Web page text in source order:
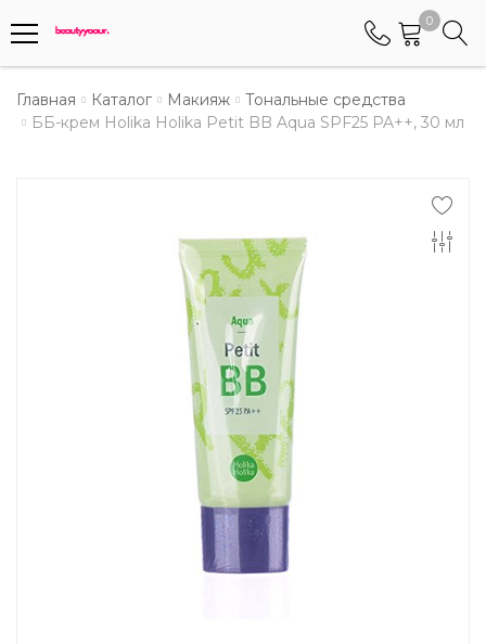
0
Телефоны
Контактный номер для обращения граждан
Главная Каталог Макияж
Тональные средства
ББ-крем Holika Holika Petit BB Aqua SPF25 PA++, 30 мл